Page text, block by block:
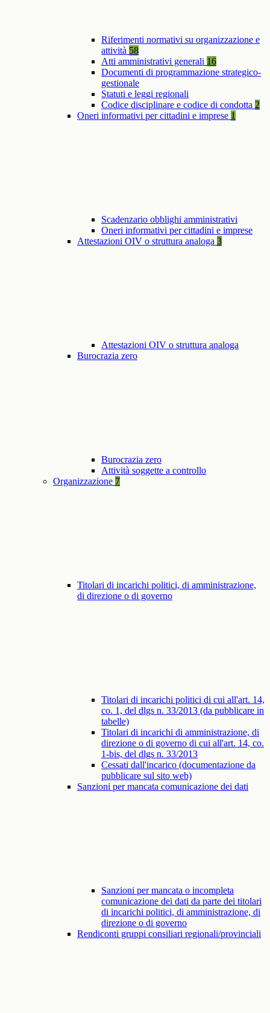
Riferimenti normativi su organizzazione e
attività 58
Atti amministrativi generali 16
Documenti di programmazione strategico-
gestionale
Statuti e leggi regionali
Codice disciplinare e codice di condotta 2
Oneri informativi per cittadini e imprese 1
Scadenzario obblighi amministrativi
Oneri informativi per cittadini e imprese
Attestazioni OIV o struttura analoga 3
Attestazioni OIV o struttura analoga
Burocrazia zero
Burocrazia zero
Attività soggette a controllo
Organizzazione 7
Titolari di incarichi politici, di amministrazione,
di direzione o di governo
Titolari di incarichi politici di cui all'art. 14,
co. 1, del dlgs n. 33/2013 (da pubblicare in
tabelle)
Titolari di incarichi di amministrazione, di
direzione o di governo di cui all'art. 14, co.
1-bis, del dlgs n. 33/2013
Cessati dall'incarico (documentazione da
pubblicare sul sito web)
Sanzioni per mancata comunicazione dei dati
Sanzioni per mancata o incompleta
comunicazione dei dati da parte dei titolari
di incarichi politici, di amministrazione, di
direzione o di governo
Rendiconti gruppi consiliari regionali/provinciali